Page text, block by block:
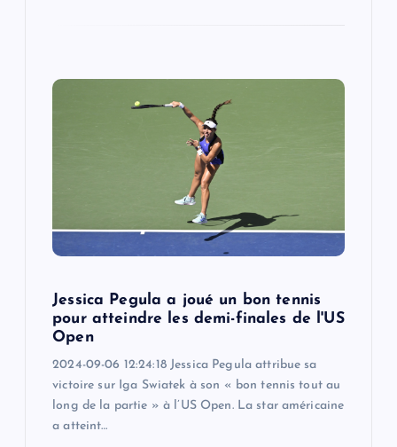
Jessica Pegula a joué un bon tennis
pour atteindre les demi-finales de l'US
Open
2024-09-06 12:24:18 Jessica Pegula attribue sa
victoire sur Iga Swiatek à son « bon tennis tout au
long de la partie » à l’US Open. La star américaine
a atteint…